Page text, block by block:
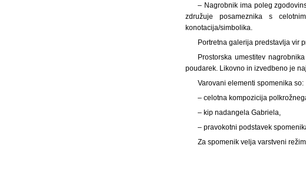
– Nagrobnik ima poleg
združuje posameznika s
konotacija/simbolika.
Portretna galerija predstavlja vir
Prostorska umestitev
poudarek. Likovno in izvedbeno je
Varovani elementi spomenika so:
– celotna kompozicija
– kip nadangela Gabriela,
– pravokotni podstavek
Za spomenik velja varstveni